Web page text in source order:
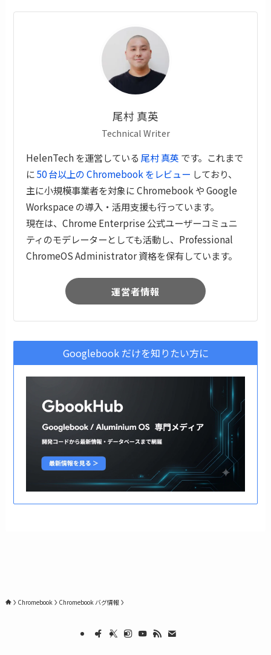
尾村 真英
Technical Writer
HelenTech を運営している 尾村 真英 です。これまで
に50 台以上の Chromebook をレビュー しており、
主に小規模事業者を対象に Chromebook や Google
Workspace の導入・活用支援も行っています。
現在は、Chrome Enterprise 公式ユーザーコミュニ
ティのモデレーターとしても活動し、Professional
ChromeOS Administrator 資格を保有しています。
運営者情報
Googlebook だけを知りたい方に
Chromebook Chromebook バグ情報